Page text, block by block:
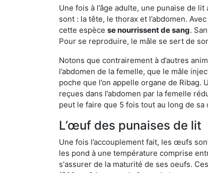
Une fois à l’âge adulte, une punaise de lit
sont : la tête, le thorax et l’abdomen.
cette espèce se nourrissent de sang.
Pour se reproduire, le mâle se sert de
Notons que contrairement à d’autres
l’abdomen de la femelle, que le mâle
poche que l’on appelle organe de
reçues dans l’abdomen par la femelle
peut le faire que 5 fois tout au long de sa
L’œuf des punaises de lit
Une fois l’accouplement fait, les œufs
les pond à une température comprise
s'assurer de la maturité de ses oeufs.